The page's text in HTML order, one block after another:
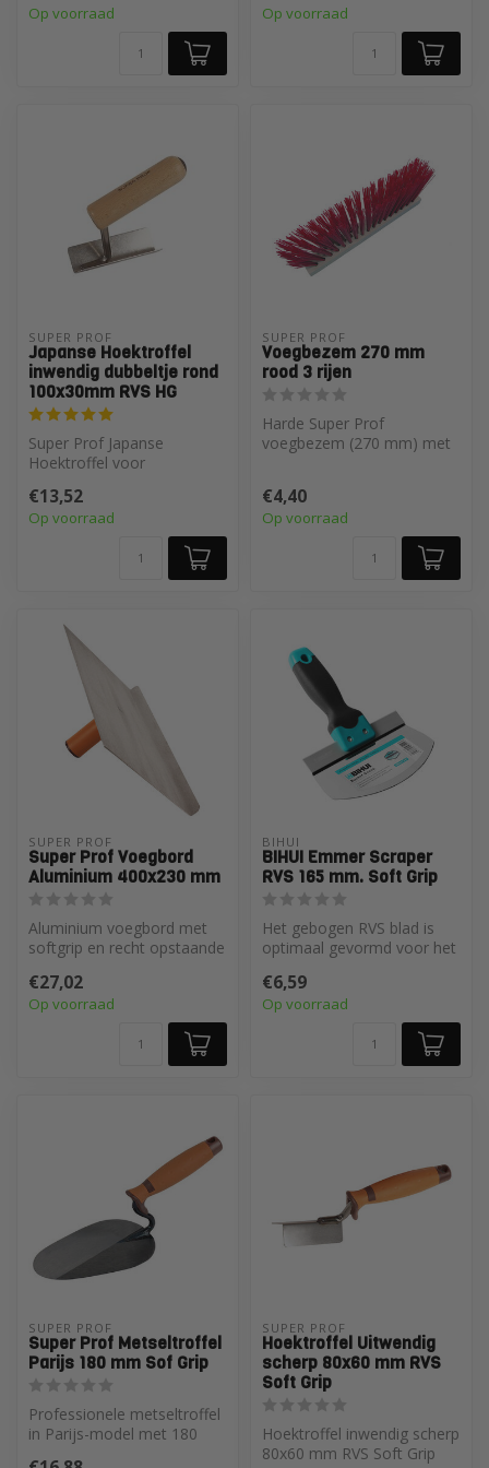
Op voorraad Op voorraad
SUPER PROF
Japanse Hoektroffel
inwendig dubbeltje rond
100x30mm RVS HG
Super Prof Japanse
Hoektroffel voor
inwendige hoeken i...
€13,52
Op voorraad
SUPER PROF
Voegbezem 270 mm
rood 3 rijen
Harde Super Prof
voegbezem (270 mm) met
€4,40
Op voorraad
SUPER PROF
Super Prof Voegbord
Aluminium 400x230 mm
Aluminium voegbord met
softgrip en recht opstaande
voege...
€27,02
Op voorraad
BIHUI
BIHUI Emmer Scraper
RVS 165 mm. Soft Grip
Het gebogen RVS blad is
optimaal gevormd voor het
emmer...
€6,59
Op voorraad
SUPER PROF
Super Prof Metseltroffel
Parijs 180 mm Sof Grip
Professionele metseltroffel
in Parijs-model met 180
SUPER PROF
Hoektroffel Uitwendig
scherp 80x60 mm RVS
Soft Grip
Hoektroffel inwendig scherp
80x60 mm RVS Soft Grip